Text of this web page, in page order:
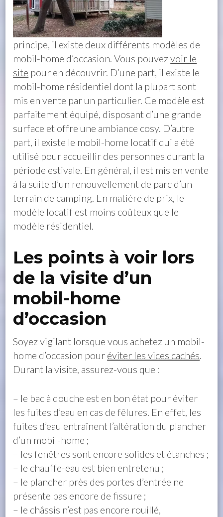
principe, il existe deux différents modèles de
mobil-home d’occasion. Vous pouvezvoir le
site pour en découvrir. D’une part, il existe le
mobil-home résidentiel dont la plupart sont
mis en vente par un particulier. Ce modèle est
parfaitement équipé, disposant d’une grande
surface et offre une ambiance cosy. D’autre
part, il existe le mobil-home locatif qui a été
utilisé pour accueillir des personnes durant la
période estivale. En général, il est mis en vente
à la suite d’un renouvellement de parc d’un
terrain de camping. En matière de prix, le
modèle locatif est moins coûteux que le
modèle résidentiel.
Les points à voir lors
de la visite d’un
mobil-home
d’occasion
Soyez vigilant lorsque vous achetez un mobil-
home d’occasion pour éviter les vices cachés.
Durant la visite, assurez-vous que :
– le bac à douche est en bon état pour éviter
les fuites d’eau en cas de fêlures. En effet, les
fuites d’eau entraînent l’altération du plancher
d’un mobil-home ;
– les fenêtres sont encore solides et étanches ;
– le chauffe-eau est bien entretenu ;
– le plancher près des portes d’entrée ne
présente pas encore de fissure ;
– le châssis n’est pas encore rouillé,